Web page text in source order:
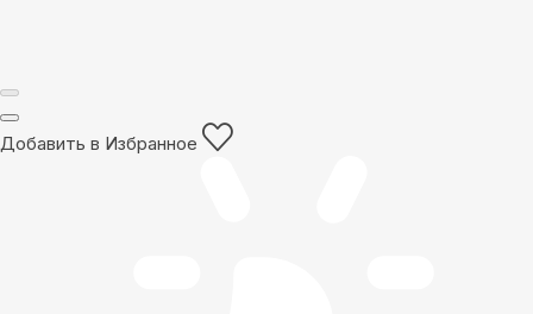
Добавить в Избранное